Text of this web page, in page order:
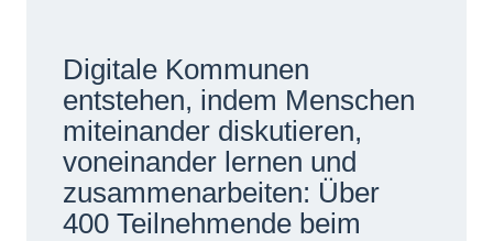
Netzwerke
Digitale Kommunen
entstehen, indem Menschen
miteinander diskutieren,
voneinander lernen und
zusammenarbeiten: Über
400 Teilnehmende beim